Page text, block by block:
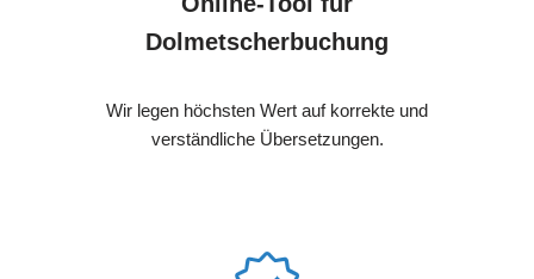
Dolmetscherbuchung
Wir legen höchsten Wert auf korrekte und
verständliche Übersetzungen.